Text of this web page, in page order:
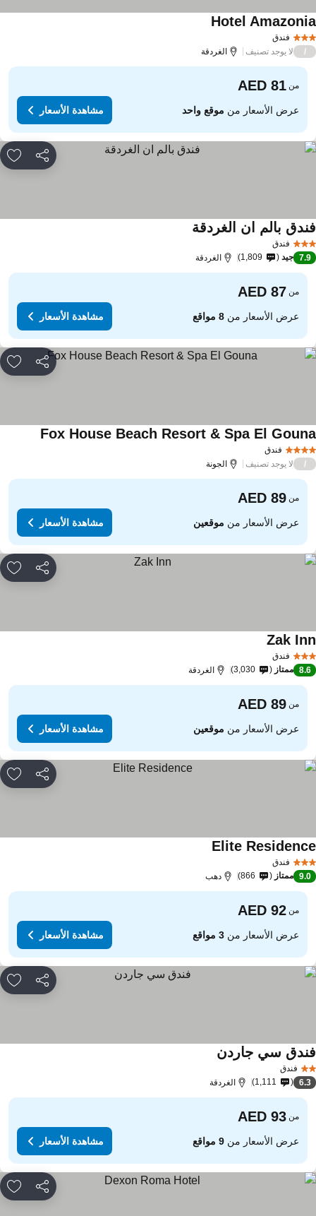
فندق
Hotel
لا يوجد تصنيف الغردقة
من
عرض الأسعار منموقع واحد مشاهدة الأسعار
مشاركة
فندق
بالم ان الغردقة
7.9 جيد 1,809 الغردقة
من
عرض الأسعار من8 مواقع مشاهدة الأسعار
مشاركة
فندق
Fox House Beach Resort & Spa El
لا يوجد تصنيف الجونة
من
عرض الأسعار منموقعين مشاهدة الأسعار
مشاركة
فندق
Zak
8.6 ممتاز 3,030 الغردقة
من
عرض الأسعار منموقعين مشاهدة الأسعار
مشاركة
فندق
Elite
9.0 ممتاز 866 دهب
من
عرض الأسعار من3 مواقع مشاهدة الأسعار
مشاركة
فندق
سي جاردن
6.3
1,111 الغردقة
من
عرض الأسعار من9 مواقع مشاهدة الأسعار
مشاركة